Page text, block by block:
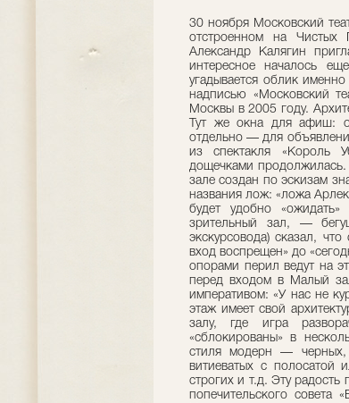
30 ноября Московский
отстроенном на Чистых
Александр Калягин
интересное началось
угадывается облик
надписью «Московский
Москвы в 2005 году.
Тут же окна для афиш:
отдельно — для
из спектакля «Король
дощечками
зале создан по эскизам
названия лож: «ложа
будет удобно
зрительный зал, —
экскурсовода) сказал,
вход воспрещен» до
опорами перил ведут на
перед входом в Малый
императивом: «У нас не
этаж имеет свой
залу, где игра
«сблокированы» в
стиля модерн — черных,
витиеватых с полосатой
строгих и т.д. Эту радость
попечительского